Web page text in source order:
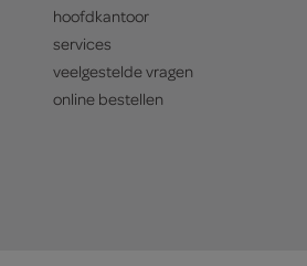
hoofdkantoor
services
veelgestelde vragen
online bestellen